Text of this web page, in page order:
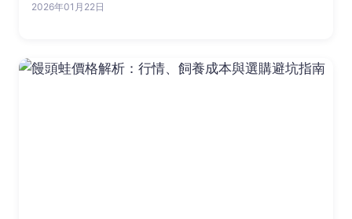
2026年01月22日